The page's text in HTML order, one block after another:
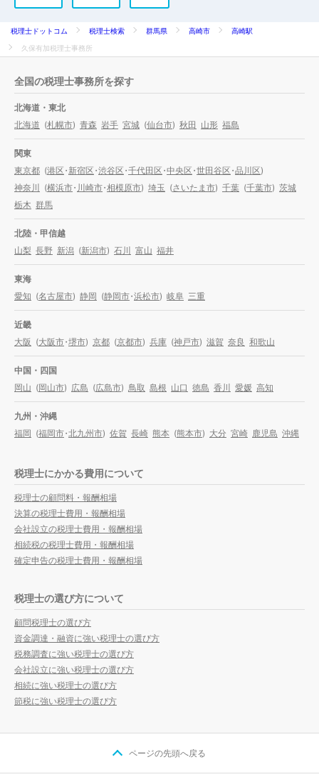
税理士ドットコム 税理士検索 群馬県 高崎市
高崎駅
久保有加税理士事務所
全国の税理士事務所を探す
北海道・東北
北海道 (札幌市) 青森 岩手 宮城 (仙台市) 秋田 山形 福島
関東
東京都 (港区・新宿区・渋谷区・千代田区・中央区・世田谷区・品川区)
神奈川 (横浜市・川崎市・相模原市) 埼玉 (さいたま市) 千葉 (千葉市) 茨城
栃木 群馬
北陸・甲信越
山梨 長野 新潟 (新潟市) 石川 富山 福井
東海
愛知 (名古屋市) 静岡 (静岡市・浜松市) 岐阜 三重
近畿
大阪 (大阪市・堺市) 京都 (京都市) 兵庫 (神戸市) 滋賀 奈良 和歌山
中国・四国
岡山 (岡山市) 広島 (広島市) 鳥取 島根 山口 徳島 香川 愛媛 高知
九州・沖縄
福岡 (福岡市・北九州市) 佐賀 長崎 熊本 (熊本市) 大分 宮崎 鹿児島 沖縄
税理士にかかる費用について
税理士の顧問料・報酬相場
決算の税理士費用・報酬相場
会社設立の税理士費用・報酬相場
相続税の税理士費用・報酬相場
確定申告の税理士費用・報酬相場
税理士の選び方について
顧問税理士の選び方
資金調達・融資に強い税理士の選び方
税務調査に強い税理士の選び方
会社設立に強い税理士の選び方
相続に強い税理士の選び方
節税に強い税理士の選び方
ページの先頭へ戻る